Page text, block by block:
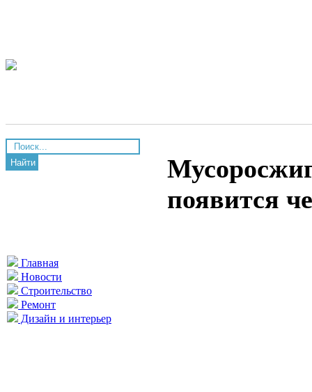
Найти
Главная
Новости
Строительство
Ремонт
Дизайн и интерьер
появится